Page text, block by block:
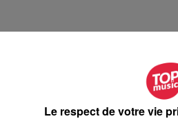
9
Le respect de votre vie